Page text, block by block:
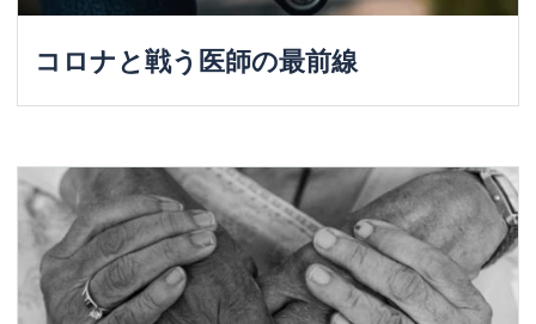
コロナと戦う医師の最前線